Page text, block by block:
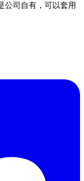
公司自有，可以套用